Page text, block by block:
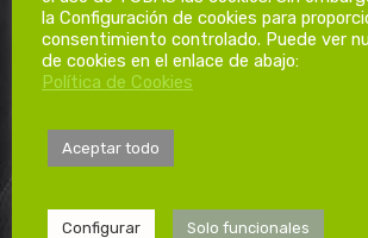
NOTICIAS
Actualidad en seguridad y salud laboral
la Configuración de cookies para
consentimiento controlado. Puede ver
de cookies en el enlace de abajo:
Política de Cookies
Aceptar todo
Configurar Solo funcionales